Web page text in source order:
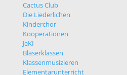
Cactus Club
Die Liederlichen
Kinderchor
Kooperationen
JeKI
Bläserklassen
Klassenmusizieren
Elementarunterricht